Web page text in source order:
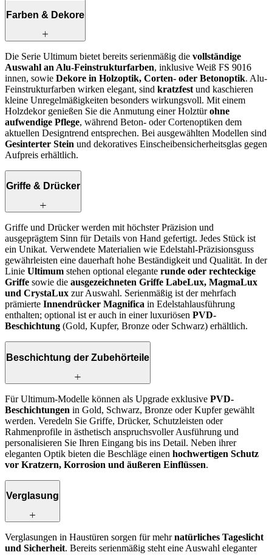
Farben & Dekore
Die Serie Ultimum bietet bereits serienmäßig die vollständige
Auswahl an Alu-Feinstrukturfarben, inklusive Weiß FS 9016
innen, sowie Dekore in Holzoptik, Corten‑ oder Betonoptik. Alu-
Feinstrukturfarben wirken elegant, sind kratzfest und kaschieren
kleine Unregelmäßigkeiten besonders wirkungsvoll. Mit einem
Holzdekor genießen Sie die Anmutung einer Holztürohne
aufwendige Pflege, während Beton‑ oder Cortenoptiken dem
aktuellen Designtrend entsprechen. Bei ausgewählten Modellen sind
Gesinterter Stein und dekoratives Einscheibensicherheitsglas gegen
Aufpreis erhältlich.
Griffe & Drücker
Griffe und Drücker werden mit höchster Präzision und
ausgeprägtem Sinn für Details von Hand gefertigt. Jedes Stück ist
ein Unikat. Verwendete Materialien wie Edelstahl-Präzisionsguss
gewährleisten eine dauerhaft hohe Beständigkeit und Qualität. In der
Linie Ultimum stehen optional elegante runde oder rechteckige
Griffe sowie die ausgezeichneten Griffe LabeLux, MagmaLux
und CrystaLux zur Auswahl. Serienmäßig ist der mehrfach
prämierte Innendrücker Magnifica in Edelstahlausführung
enthalten; optional ist er auch in einer luxuriösen PVD-
Beschichtung (Gold, Kupfer, Bronze oder Schwarz) erhältlich.
Beschichtung der Zubehörteile
Für Ultimum-Modelle können als Upgrade exklusive PVD-
Beschichtungen in Gold, Schwarz, Bronze oder Kupfer gewählt
werden. Veredeln Sie Griffe, Drücker, Schutzleisten oder
Rahmenprofile in ästhetisch anspruchsvoller Ausführung und
personalisieren Sie Ihren Eingang bis ins Detail. Neben ihrer
eleganten Optik bieten die Beschläge einen hochwertigen Schutz
vor Kratzern, Korrosion und äußeren Einflüssen.
Verglasung
Verglasungen in Haustüren sorgen für mehrnatürliches Tageslicht
und Sicherheit. Bereits serienmäßig steht eine Auswahl eleganter